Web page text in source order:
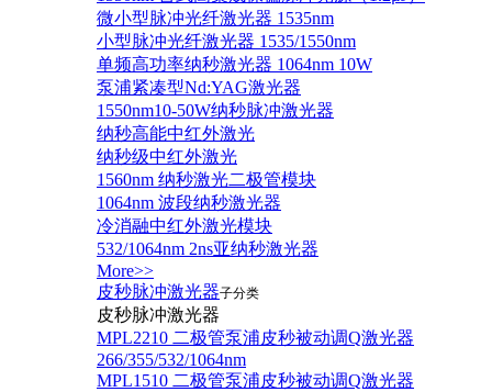
微小型脉冲光纤激光器 1535nm
小型脉冲光纤激光器 1535/1550nm
单频高功率纳秒激光器 1064nm 10W
泵浦紧凑型Nd:YAG激光器
1550nm10-50W纳秒脉冲激光器
纳秒高能中红外激光
纳秒级中红外激光
1560nm 纳秒激光二极管模块
1064nm 波段纳秒激光器
冷消融中红外激光模块
532/1064nm 2ns亚纳秒激光器
More>>
皮秒脉冲激光器子分类
皮秒脉冲激光器
​MPL2210 二极管泵浦皮秒被动调Q激光器
266/355/532/1064nm
MPL1510 二极管泵浦皮秒被动调Q激光器